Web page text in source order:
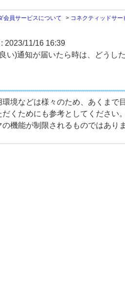
会員サービスについて > コネクティッドサー
2023/11/16 16:39
い)通知が届いたら時は、どうし
境などは様々のため、あくまで
くためにも参考としてください
機能が制限されるものではあり